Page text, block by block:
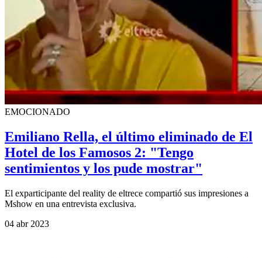
EMOCIONADO
Emiliano Rella, el último eliminado de El
Hotel de los Famosos 2: "Tengo
sentimientos y los pude mostrar"
El exparticipante del reality de eltrece compartió sus impresiones a
Mshow en una entrevista exclusiva.
04 abr 2023